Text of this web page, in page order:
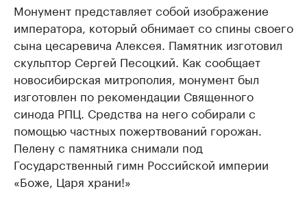
Монумент представляет собой изображение
императора, который обнимает со спины своего
сына цесаревича Алексея. Памятник изготовил
скульптор Сергей Песоцкий. Как сообщает
новосибирская митрополия, монумент был
изготовлен по рекомендации Священного
синода РПЦ. Средства на него собирали с
помощью частных пожертвований горожан.
Пелену с памятника снимали под
Государственный гимн Российской империи
«Боже, Царя храни!»